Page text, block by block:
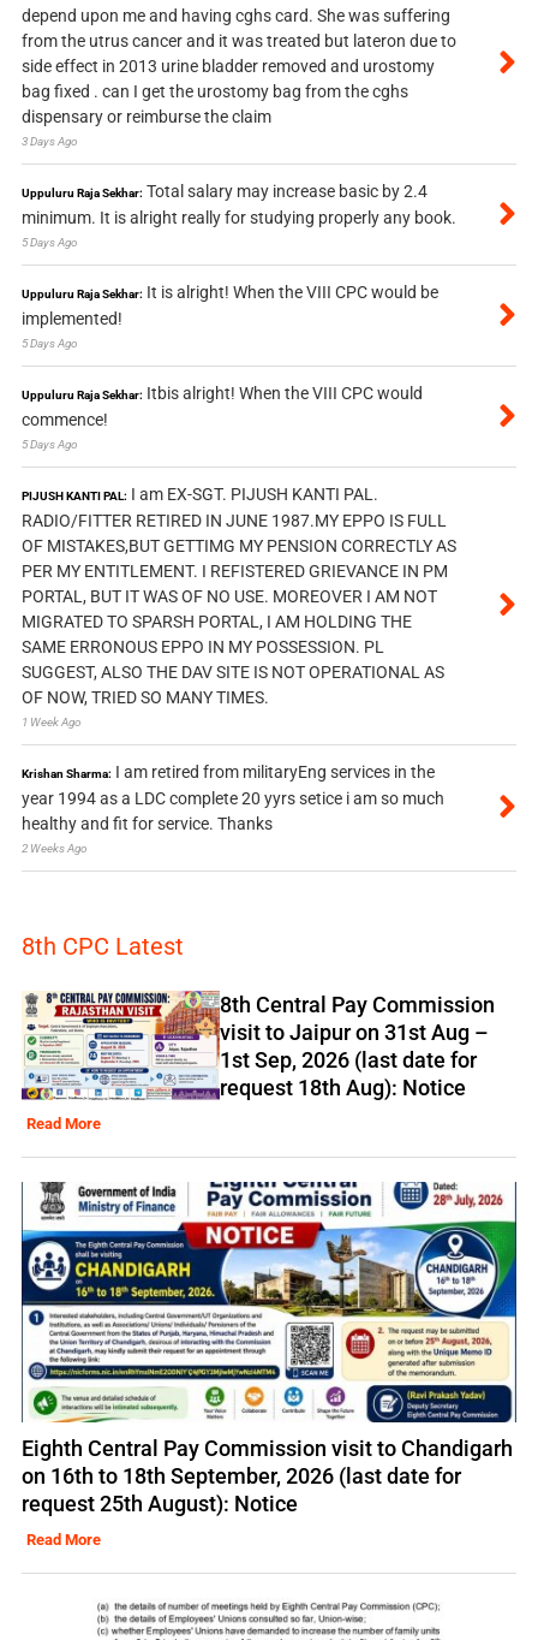
depend upon me and having cghs card. She was suffering
from the utrus cancer and it was treated but lateron due to
side effect in 2013 urine bladder removed and urostomy
bag fixed . can I get the urostomy bag from the cghs
dispensary or reimburse the claim
3 Days Ago
Uppuluru Raja Sekhar: Total salary may increase basic by 2.4
minimum. It is alright really for studying properly any book.
5 Days Ago
Uppuluru Raja Sekhar: It is alright! When the VIII CPC would be
implemented!
5 Days Ago
Uppuluru Raja Sekhar: Itbis alright! When the VIII CPC would
commence!
5 Days Ago
PIJUSH KANTI PAL: I am EX-SGT. PIJUSH KANTI PAL.
RADIO/FITTER RETIRED IN JUNE 1987.MY EPPO IS FULL
OF MISTAKES,BUT GETTIMG MY PENSION CORRECTLY AS
PER MY ENTITLEMENT. I REFISTERED GRIEVANCE IN PM
PORTAL, BUT IT WAS OF NO USE. MOREOVER I AM NOT
MIGRATED TO SPARSH PORTAL, I AM HOLDING THE
SAME ERRONOUS EPPO IN MY POSSESSION. PL
SUGGEST, ALSO THE DAV SITE IS NOT OPERATIONAL AS
OF NOW, TRIED SO MANY TIMES.
1 Week Ago
Krishan Sharma: I am retired from militaryEng services in the
year 1994 as a LDC complete 20 yyrs setice i am so much
healthy and fit for service. Thanks
2 Weeks Ago
8th CPC Latest
8th Central Pay Commission
visit to Jaipur on 31st Aug –
1st Sep, 2026 (last date for
request 18th Aug): Notice
Read More
Eighth Central Pay Commission visit to Chandigarh
on 16th to 18th September, 2026 (last date for
request 25th August): Notice
Read More